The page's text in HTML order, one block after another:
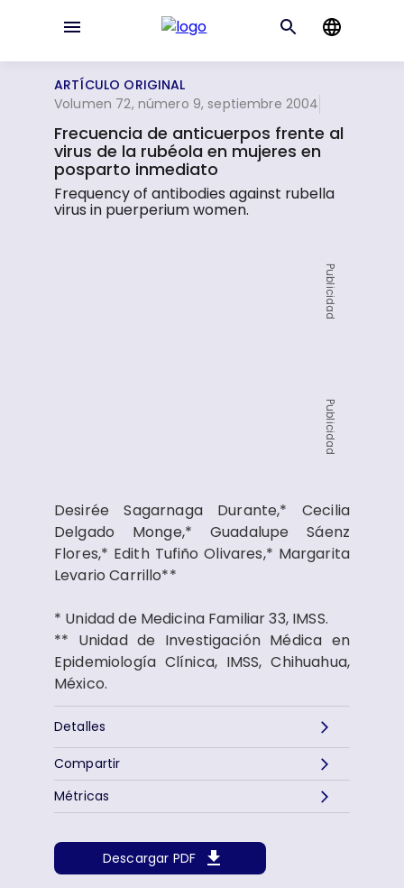
ARTÍCULO ORIGINAL
Volumen 72, número 9, septiembre 2004
Frecuencia de anticuerpos frente al
virus de la rubéola en mujeres en
posparto inmediato
Frequency of antibodies against rubella
virus in puerperium women.
Publicidad
Publicidad
Desirée Sagarnaga Durante,* Cecilia
Delgado Monge,* Guadalupe Sáenz
Flores,* Edith Tufiño Olivares,* Margarita
Levario Carrillo**
* Unidad de Medicina Familiar 33, IMSS.
** Unidad de Investigación Médica en
Epidemiología Clínica, IMSS, Chihuahua,
México.
Detalles
Descargar PDF
Métricas
Compartir